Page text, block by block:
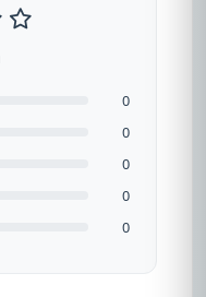
0
0
0
0
0